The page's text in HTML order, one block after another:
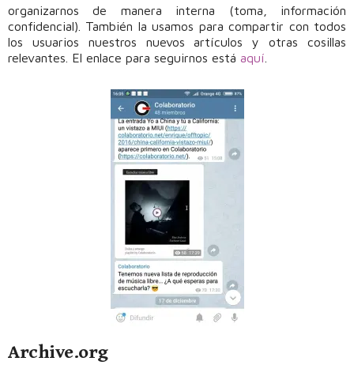
organizarnos de manera interna (toma, información
confidencial). También la usamos para compartir con todos
los usuarios nuestros nuevos artículos y otras cosillas
relevantes. El enlace para seguirnos está aquí
Archive.org